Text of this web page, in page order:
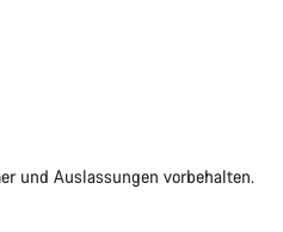
und Auslassungen vorbehalten.